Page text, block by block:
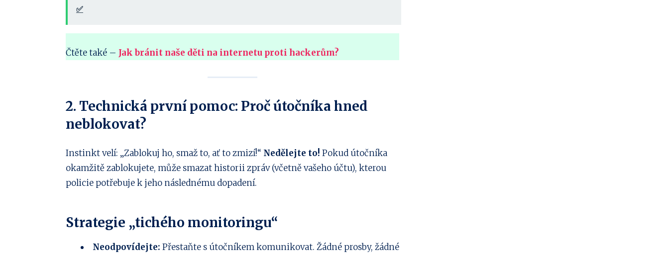
✅
Čtěte také – Jak bránit naše děti na internetu proti hackerům?
2. Technická první pomoc: Proč útočníka hned
neblokovat?
Instinkt velí: „Zablokuj ho, smaž to, ať to zmizí!“ Nedělejte to! Pokud útočníka
okamžitě zablokujete, může smazat historii zpráv (včetně vašeho účtu), kterou
policie potřebuje k jeho následnému dopadení.
Strategie „tichého monitoringu“
Neodpovídejte: Přestaňte s útočníkem komunikovat. Žádné prosby, žádné